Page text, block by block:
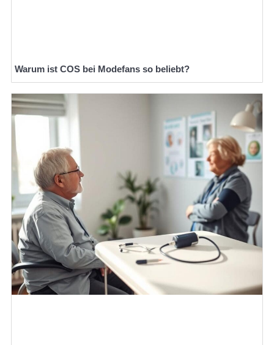
Warum ist COS bei Modefans so beliebt?